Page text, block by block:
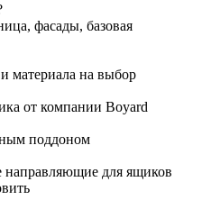
фасады, базовая
материала на выбор
от компании Boyard
поддоном
для ящиков